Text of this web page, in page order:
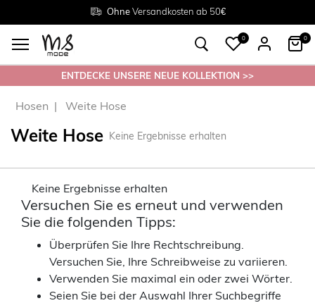
OhneVersandkosten ab 50€
Grösse38 - 54
Rückgabe innerhalb 30 Tagen
0 0
ENTDECKE UNSERE NEUE KOLLEKTION >>
Hosen Weite Hose
Weite Hose Keine Ergebnisse erhalten
Keine Ergebnisse erhalten
Versuchen Sie es erneut und verwenden
Sie die folgenden Tipps:
Überprüfen Sie Ihre Rechtschreibung.
Versuchen Sie, Ihre Schreibweise zu variieren.
Verwenden Sie maximal ein oder zwei Wörter.
Seien Sie bei der Auswahl Ihrer Suchbegriffe